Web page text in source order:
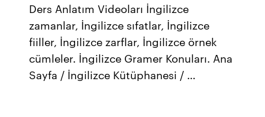
Ders Anlatım Videoları İngilizce
zamanlar, İngilizce sıfatlar, İngilizce
fiiller, İngilizce zarflar, İngilizce örnek
cümleler. İngilizce Gramer Konuları. Ana
Sayfa / İngilizce Kütüphanesi / …